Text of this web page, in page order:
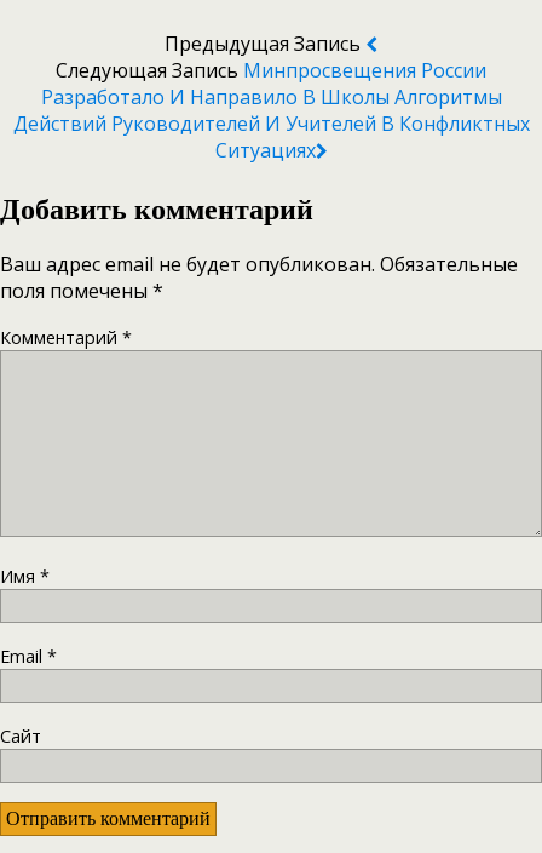
Предыдущая Запись
Следующая Запись Минпросвещения России
Разработало И Направило В Школы Алгоритмы
Действий Руководителей И Учителей В Конфликтных
Ситуациях
Добавить комментарий
Ваш адрес email не будет опубликован. Обязательные
поля помечены *
Комментарий *
Имя *
Email *
Сайт